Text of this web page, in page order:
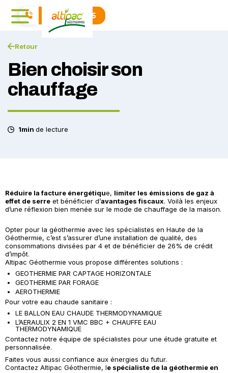
04 71 01 40 15
Retour
Bien choisir son
chauffage
1min de lecture
Réduire la facture énergétique, limiter les émissions de gaz à
effet de serre et bénéficier d’avantages fiscaux. Voilà les enjeux
d’une réflexion bien menée sur le mode de chauffage de la maison.
Opter pour la géothermie avec les spécialistes en Haute de la
Géothermie, c’est s’assurer d’une installation de qualité, des
consommations divisées par 4 et de bénéficier de 26% de crédit
d’impôt.
Altipac Géothermie vous propose différentes solutions :
GEOTHERMIE PAR CAPTAGE HORIZONTALE
GEOTHERMIE PAR FORAGE
AEROTHERMIE
Pour votre eau chaude sanitaire :
LE BALLON EAU CHAUDE THERMODYNAMIQUE
L’AERAULIX 2 EN 1 VMC BBC + CHAUFFE EAU
THERMODYNAMIQUE
Contactez notre équipe de spécialistes pour une étude gratuite et
personnalisée.
Faites vous aussi confiance aux énergies du futur.
Contactez Altipac Géothermie, le spécialiste de la géothermie en